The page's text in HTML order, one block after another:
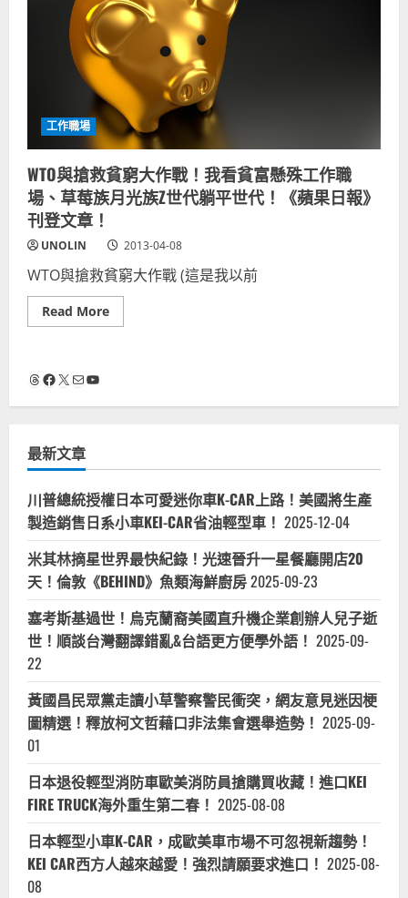
工作職場
WTO與搶救貧窮大作戰！我看貧富懸殊工作職
場、草莓族月光族Z世代躺平世代！《蘋果日報》
刊登文章！
UNOLIN 2013-04-08
WTO與搶救貧窮大作戰 (這是我以前
Read MoreRead
more
窮
看
貧
富
懸
殊
工
作
職
場、
草
莓
族
月
光
族
世
代
躺
平
世
果
日
報》
刊
登
文
章！
Threads
Facebook
X 電子郵件YouTube
最新文章
川普總統授權日本可愛迷你車K-CAR上路！美國將生產
製造銷售日系小車KEI-CAR省油輕型車！ 2025-12-04
米其林摘星世界最快紀錄！光速晉升一星餐廳開店20
天！倫敦《BEHIND》魚類海鮮廚房2025-09-23
塞考斯基過世！烏克蘭裔美國直升機企業創辦人兒子逝
世！順談台灣翻譯錯亂&台語更方便學外語！ 2025-09-
22
黃國昌民眾黨走讀小草警察警民衝突，網友意見迷因梗
圖精選！釋放柯文哲藉口非法集會選舉造勢！ 2025-09-
01
日本退役輕型消防車歐美消防員搶購買收藏！進口KEI
FIRE TRUCK海外重生第二春！ 2025-08-08
日本輕型小車K-CAR，成歐美車市場不可忽視新趨勢！
KEI CAR西方人越來越愛！強烈請願要求進口！ 2025-08-
08